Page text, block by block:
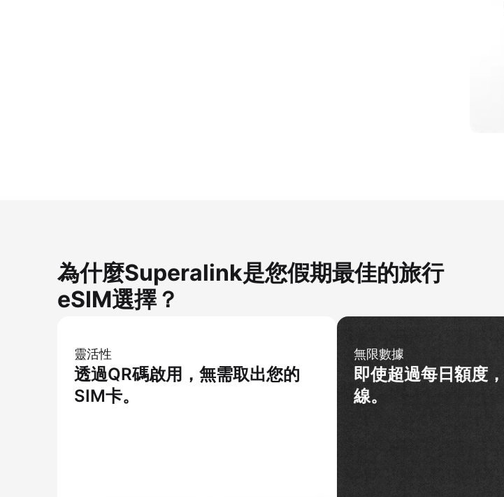
為什麼Superalink是您假期最佳的旅行
eSIM選擇？
靈活性
透過QR碼啟用，無需取出您的
SIM卡。
無限數據
即使超過每日額度
線。